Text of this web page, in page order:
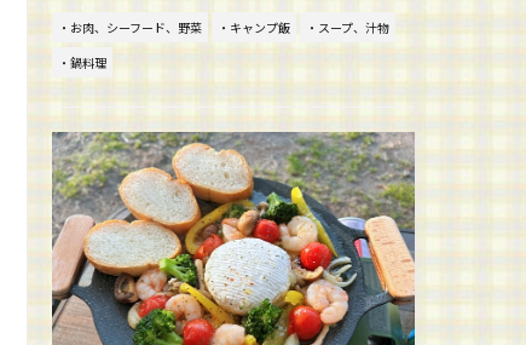
・お肉、シーフード、野菜 ・キャンプ飯
・スープ、汁物
・鍋料理